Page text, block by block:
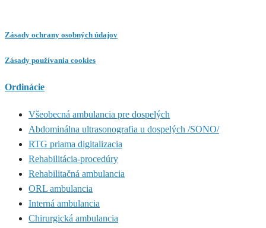
Zásady ochrany osobných údajov
Zásady používania cookies
Ordinácie
Všeobecná ambulancia pre dospelých
Abdominálna ultrasonografia u dospelých /SONO/
RTG priama digitalizacia
Rehabilitácia-procedúry
Rehabilitačná ambulancia
ORL ambulancia
Interná ambulancia
Chirurgická ambulancia